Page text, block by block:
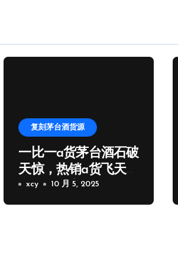
复刻茅台酒货源
一比一a货茅台酒石破
天惊，热销a货飞天茅
台批发厂家微信
xcy 10 月 5, 2025